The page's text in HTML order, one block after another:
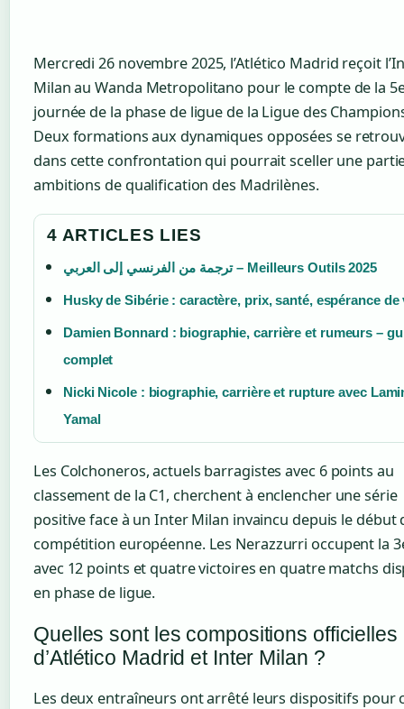
Mercredi 26 novembre 2025, l’Atlético Madrid reçoit
Milan au Wanda Metropolitano pour le compte de la
journée de la phase de ligue de la Ligue des
Deux formations aux dynamiques opposées se
dans cette confrontation qui pourrait sceller une
ambitions de qualification des Madrilènes.
4 ARTICLES LIES
ترجمة من الفرنسي إلى العربي – Meilleurs Outils 2025
Husky de Sibérie : caractère, prix, santé, espérance de
Damien Bonnard : biographie, carrière et rumeurs –
complet
Nicki Nicole : biographie, carrière et rupture avec
Yamal
Les Colchoneros, actuels barragistes avec 6 points au
classement de la C1, cherchent à enclencher une série
positive face à un Inter Milan invaincu depuis le début
compétition européenne. Les Nerazzurri occupent la
avec 12 points et quatre victoires en quatre matchs
en phase de ligue.
Quelles sont les compositions officielles
d’Atlético Madrid et Inter Milan ?
Les deux entraîneurs ont arrêté leurs dispositifs pour